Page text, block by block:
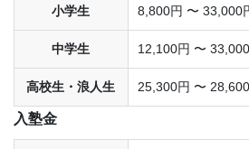
小学生 8,800円 〜 33,000
中学生 12,100円 〜 33,000
高校生・浪人生 25,300円 〜 28,600
入塾金